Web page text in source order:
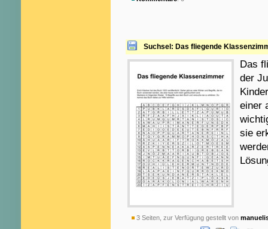
Suchsel: Das fliegende
Das
der
einer
sie
3 Seiten, zur Verfügung gestellt von